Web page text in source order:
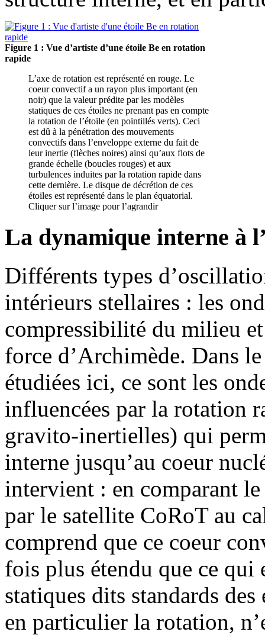
Figure 1 : Vue d’artiste d’une étoile Be en rotation
rapide
L’axe de rotation est représenté en rouge. Le
coeur convectif a un rayon plus important (en
noir) que la valeur prédite par les modèles
statiques de ces étoiles ne prenant pas en compte
la rotation de l’étoile (en pointillés verts). Ceci
est dû à la pénétration des mouvements
convectifs dans l’enveloppe externe du fait de
leur inertie (flèches noires) ainsi qu’aux flots de
grande échelle (boucles rouges) et aux
turbulences induites par la rotation rapide dans
cette dernière. Le disque de décrétion de ces
étoiles est représenté dans le plan équatorial.
Cliquer sur l’image pour l’agrandir
La dynamique interne à
Différents types
intérieurs stellaires : les
compressibilité du milieu
force d’Archimède. Dans
étudiées ici, ce sont les
influencées par la rotation
gravito-inertielles) qui
interne jusqu’au coeur
intervient : en comparant
par le satellite CoRoT au
comprend que ce coeur
fois plus étendu que ce qui
statiques dits standards
en particulier la rotation,